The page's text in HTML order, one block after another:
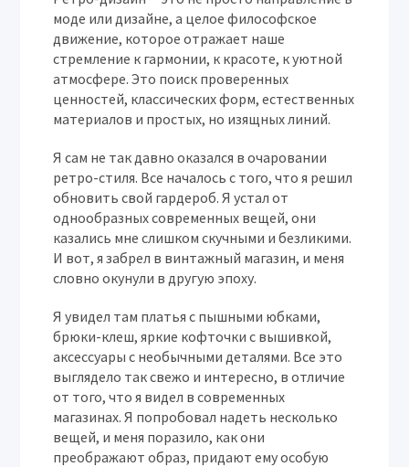
моде или дизайне, а целое философское
движение, которое отражает наше
стремление к гармонии, к красоте, к уютной
атмосфере. Это поиск проверенных
ценностей, классических форм, естественных
материалов и простых, но изящных линий.
Я сам не так давно оказался в очаровании
ретро-стиля. Все началось с того, что я решил
обновить свой гардероб. Я устал от
однообразных современных вещей, они
казались мне слишком скучными и безликими.
И вот, я забрел в винтажный магазин, и меня
словно окунули в другую эпоху.
Я увидел там платья с пышными юбками,
брюки-клеш, яркие кофточки с вышивкой,
аксессуары с необычными деталями. Все это
выглядело так свежо и интересно, в отличие
от того, что я видел в современных
магазинах. Я попробовал надеть несколько
вещей, и меня поразило, как они
преображают образ, придают ему особую